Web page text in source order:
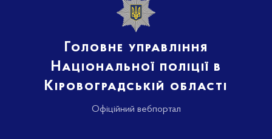
Головне управління
Національної поліції в
Кіровоградській області
Офіційний вебпортал